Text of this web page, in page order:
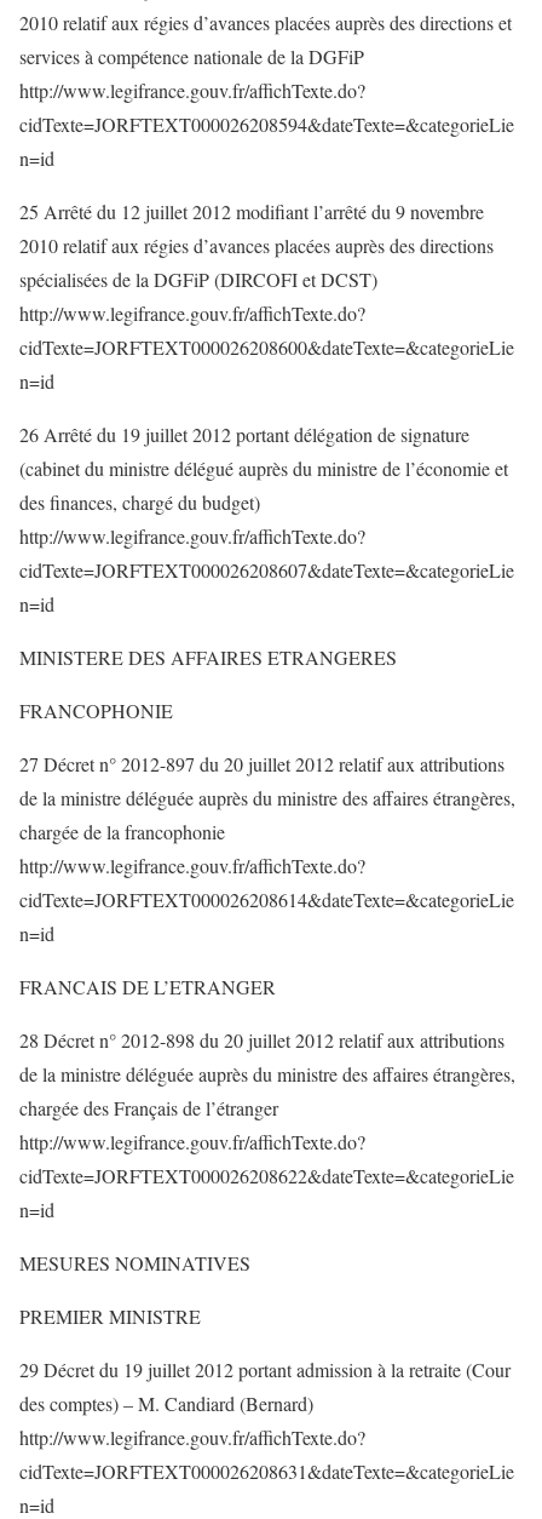
2010 relatif aux régies d’avances placées auprès des directions et
services à compétence nationale de la DGFiP
http://www.legifrance.gouv.fr/affichTexte.do?
cidTexte=JORFTEXT000026208594&dateTexte=&categorieLie
n=id
25 Arrêté du 12 juillet 2012 modifiant l’arrêté du 9 novembre
2010 relatif aux régies d’avances placées auprès des directions
spécialisées de la DGFiP (DIRCOFI et DCST)
http://www.legifrance.gouv.fr/affichTexte.do?
cidTexte=JORFTEXT000026208600&dateTexte=&categorieLie
n=id
26 Arrêté du 19 juillet 2012 portant délégation de signature
(cabinet du ministre délégué auprès du ministre de l’économie et
des finances, chargé du budget)
http://www.legifrance.gouv.fr/affichTexte.do?
cidTexte=JORFTEXT000026208607&dateTexte=&categorieLie
n=id
MINISTERE DES AFFAIRES ETRANGERES
FRANCOPHONIE
27 Décret n° 2012-897 du 20 juillet 2012 relatif aux attributions
de la ministre déléguée auprès du ministre des affaires étrangères,
chargée de la francophonie
http://www.legifrance.gouv.fr/affichTexte.do?
cidTexte=JORFTEXT000026208614&dateTexte=&categorieLie
n=id
FRANCAIS DE L’ETRANGER
28 Décret n° 2012-898 du 20 juillet 2012 relatif aux attributions
de la ministre déléguée auprès du ministre des affaires étrangères,
chargée des Français de l’étranger
http://www.legifrance.gouv.fr/affichTexte.do?
cidTexte=JORFTEXT000026208622&dateTexte=&categorieLie
n=id
MESURES NOMINATIVES
PREMIER MINISTRE
29 Décret du 19 juillet 2012 portant admission à la retraite (Cour
des comptes) – M. Candiard (Bernard)
http://www.legifrance.gouv.fr/affichTexte.do?
cidTexte=JORFTEXT000026208631&dateTexte=&categorieLie
n=id